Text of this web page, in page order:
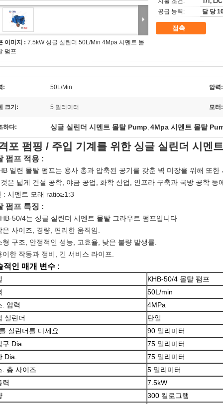
이미지 : 7.5kW 싱글 실린더 50L/Min 4Mpa 시멘트 몰
펌프
공급 능력:
달 당
접촉
: 50L/Min 압력:
크기: 5 밀리미터 모터:
하다: 싱글 실린더 시멘트 몰탈 Pump, 4Mpa 시멘트 몰탈
포 펌핑 / 주입 기계를 위한 싱글 실린더 시멘
펌프 적용 :
일련 몰탈 펌프는 용사 총과 압축된 공기를 갖춘 벽 미장을 위해 또한
은 넓게 건설 공학, 야금 공업, 화학 산업, 인프라 구축과 국방 공학 등
: 시멘트 모래 ratio≥1:3
펌프 특징 :
50/4는 싱글 실린더 시멘트 몰탈 그라우트 펌프입니다
은 사이즈, 경량, 편리한 움직임.
형 구조, 안정적인 성능, 고효율, 낮은 불량 발생률.
이한 작동과 정비, 긴 서비스 라이프.
적인 매개 변수 :
KHB-50/4 몰탈 펌프
50L/min
. 압력
4MPa
실린더
단일
실린더를 다세요.
90 밀리미터
구 Dia.
75 밀리미터
Dia.
75 밀리미터
. 총 사이즈
5 밀리미터
력
7.5kW
300 킬로그램